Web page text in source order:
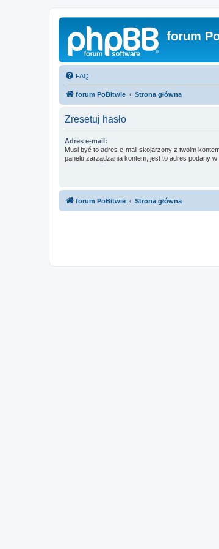
forum
FAQ
forum PoBitwie Strona główna
Zresetuj hasło
Adres e-mail:
Musi być to adres e-mail skojarzony z twoim
panelu zarządzania kontem, jest to adres podany w
forum PoBitwie Strona główna